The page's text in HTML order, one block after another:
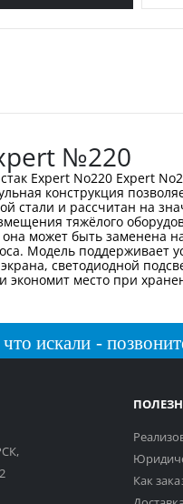
№220
Expert No220 Expert
конструкция
стали и рассчитан на
тяжёлого
может быть заменена
Модель поддерживает
светодиодной
экономит место при
искали -
Как